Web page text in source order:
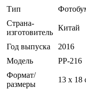
Тип
Страна-
изготовитель
Китай
Год выпуска
2016
Модель
PP-216
Формат/
размеры
13 x 18